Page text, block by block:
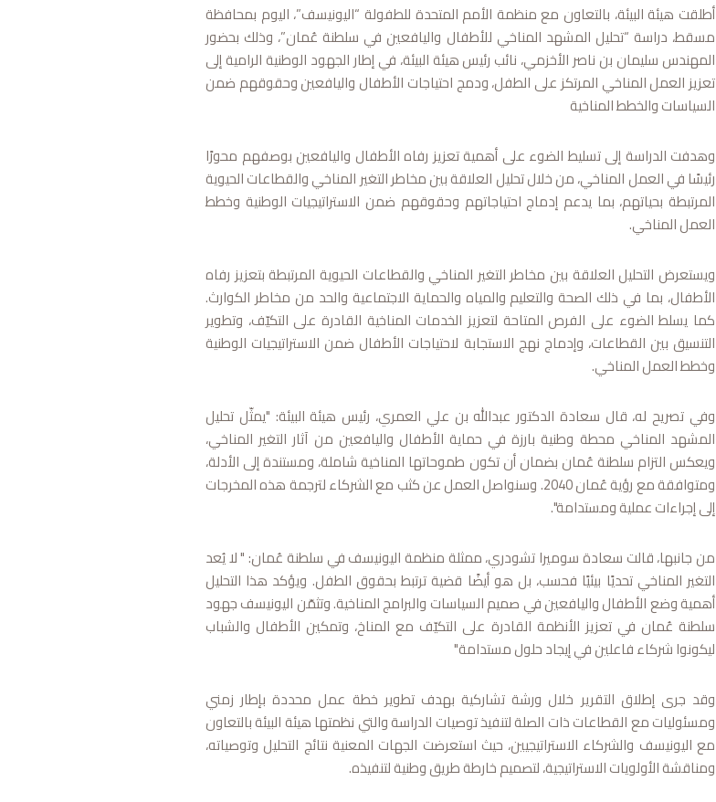
أطلقت هيئة البيئة، بالتعاون مع منظمة الأمم المتحدة للطفولة “اليونيسف”، اليوم بمحافظة
مسقط، دراسة “تحليل المشهد المناخي للأطفال واليافعين في سلطنة عُمان”، وذلك بحضور
المهندس سليمان بن ناصر الأخزمي، نائب رئيس هيئة البيئة، في إطار الجهود الوطنية الرامية إلى
تعزيز العمل المناخي المرتكز على الطفل، ودمج احتياجات الأطفال واليافعين وحقوقهم ضمن
السياسات والخطط المناخية
وهدفت الدراسة إلى تسليط الضوء على أهمية تعزيز رفاه الأطفال واليافعين بوصفهم محورًا
رئيسًا في العمل المناخي، من خلال تحليل العلاقة بين مخاطر التغير المناخي والقطاعات الحيوية
المرتبطة بحياتهم، بما يدعم إدماج احتياجاتهم وحقوقهم ضمن الاستراتيجيات الوطنية وخطط
العمل المناخي.
ويستعرض التحليل العلاقة بين مخاطر التغير المناخي والقطاعات الحيوية المرتبطة بتعزيز رفاه
الأطفال، بما في ذلك الصحة والتعليم والمياه والحماية الاجتماعية والحد من مخاطر الكوارث.
كما يسلط الضوء على الفرص المتاحة لتعزيز الخدمات المناخية القادرة على التكيّف، وتطوير
التنسيق بين القطاعات، وإدماج نهج الاستجابة لاحتياجات الأطفال ضمن الاستراتيجيات الوطنية
وخطط العمل المناخي.
وفي تصريح له، قال سعادة الدكتور عبدالله بن علي العمري، رئيس هيئة البيئة: "يمثّل تحليل
المشهد المناخي محطة وطنية بارزة في حماية الأطفال واليافعين من آثار التغير المناخي،
ويعكس التزام سلطنة عُمان بضمان أن تكون طموحاتها المناخية شاملة، ومستندة إلى الأدلة،
ومتوافقة مع رؤية عُمان 2040. وسنواصل العمل عن كثب مع الشركاء لترجمة هذه المخرجات
إلى إجراءات عملية ومستدامة".
من جانبها، قالت سعادة سوميرا تشودري، ممثلة منظمة اليونيسف في سلطنة عُمان: " لا يُعد
التغير المناخي تحديًا بيئيًا فحسب، بل هو أيضًا قضية ترتبط بحقوق الطفل. ويؤكد هذا التحليل
أهمية وضع الأطفال واليافعين في صميم السياسات والبرامج المناخية. وتثمّن اليونيسف جهود
سلطنة عُمان في تعزيز الأنظمة القادرة على التكيّف مع المناخ، وتمكين الأطفال والشباب
ليكونوا شركاء فاعلين في إيجاد حلول مستدامة"
وقد جرى إطلاق التقرير خلال ورشة تشاركية بهدف تطوير خطة عمل محددة بإطار زمني
ومسئوليات مع القطاعات ذات الصلة لتنفيذ توصيات الدراسة والتي نظمتها هيئة البيئة بالتعاون
مع اليونيسف والشركاء الاستراتيجيين، حيث استعرضت الجهات المعنية نتائج التحليل وتوصياته،
ومناقشة الأولويات الاستراتيجية، لتصميم خارطة طريق وطنية لتنفيذه.